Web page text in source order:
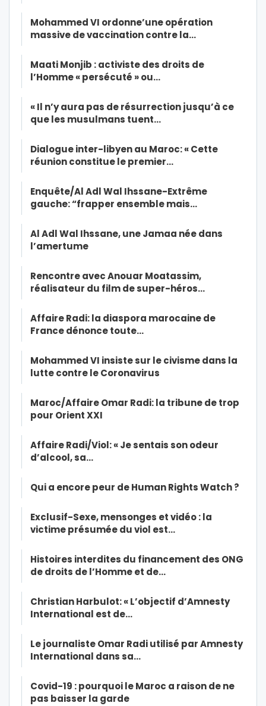
Mohammed VI ordonne’une opération
massive de vaccination contre la…
Maati Monjib : activiste des droits de
l’Homme « persécuté » ou…
« Il n’y aura pas de résurrection jusqu’à ce
que les musulmans tuent…
Dialogue inter-libyen au Maroc: « Cette
réunion constitue le premier…
Enquête/Al Adl Wal Ihssane-Extrême
gauche: “frapper ensemble mais…
Al Adl Wal Ihssane, une Jamaa née dans
l’amertume
Rencontre avec Anouar Moatassim,
réalisateur du film de super-héros…
Affaire Radi: la diaspora marocaine de
France dénonce toute…
Mohammed VI insiste sur le civisme dans la
lutte contre le Coronavirus
Maroc/Affaire Omar Radi: la tribune de trop
pour Orient XXI
Affaire Radi/Viol: « Je sentais son odeur
d’alcool, sa…
Qui a encore peur de Human Rights Watch ?
Exclusif-Sexe, mensonges et vidéo : la
victime présumée du viol est…
Histoires interdites du financement des ONG
de droits de l’Homme et de…
Christian Harbulot: « L’objectif d’Amnesty
International est de…
Le journaliste Omar Radi utilisé par Amnesty
International dans sa…
Covid-19 : pourquoi le Maroc a raison de ne
pas baisser la garde